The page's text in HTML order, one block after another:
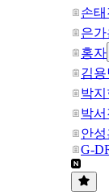
손태
은가
홍자
김용
박지
박서
안성
G-